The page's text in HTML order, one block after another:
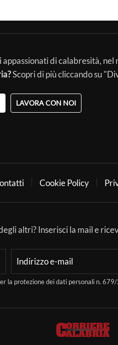
di calabresità, nel
Scopri di più cliccando su
LAVORA CON NOI
Cookie Policy
altri? Inserisci la mail e
la protezione dei dati personali n.